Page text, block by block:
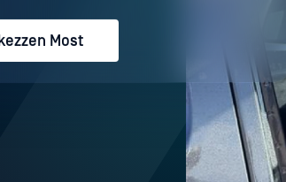
Most